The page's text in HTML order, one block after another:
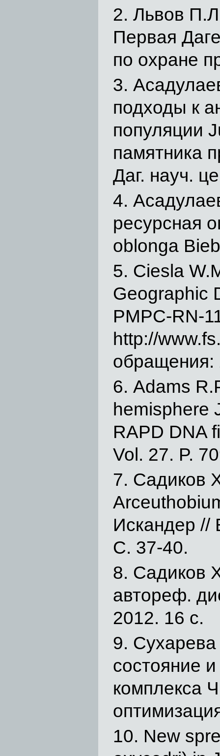
Львов
Первая
по охране
подходы к
популяции
памятника
Даг. науч.
ресурсная
oblonga
Ciesla
Geographic
РМРС-RN-
http://
обращения:
Adams
hemisphere
RAPD DNA
Vol. 27. P.
Садиков
Искандер //
С. 37-40.
Садиков
автореф.
2012. 16 с.
состояние
комплекса
New